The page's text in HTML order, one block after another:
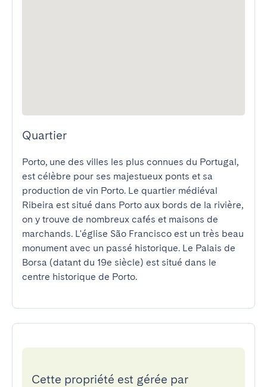
Quartier
Porto, une des villes les plus connues du Portugal,
est célèbre pour ses majestueux ponts et sa
production de vin Porto. Le quartier médiéval
Ribeira est situé dans Porto aux bords de la rivière,
on y trouve de nombreux cafés et maisons de
marchands. L'église São Francisco est un très beau
monument avec un passé historique. Le Palais de
Borsa (datant du 19e siècle) est situé dans le
centre historique de Porto.
Cette propriété est gérée par